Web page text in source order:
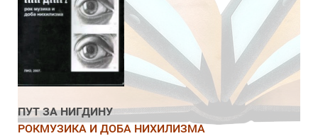
ПУТ ЗА НИГДИНУ
РОКМУЗИКА И ДОБА НИХИЛИЗМА